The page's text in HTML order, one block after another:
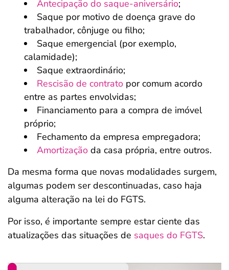
Antecipação do saque-aniversário;
Saque por motivo de doença grave do
trabalhador, cônjuge ou filho;
Saque emergencial (por exemplo,
calamidade);
Saque extraordinário;
Rescisão de contrato por comum acordo
entre as partes envolvidas;
Financiamento para a compra de imóvel
próprio;
Fechamento da empresa empregadora;
Amortização da casa própria, entre outros.
Da mesma forma que novas modalidades surgem,
algumas podem ser descontinuadas, caso haja
alguma alteração na lei do FGTS.
Por isso, é importante sempre estar ciente das
atualizações das situações de saques do FGTS.